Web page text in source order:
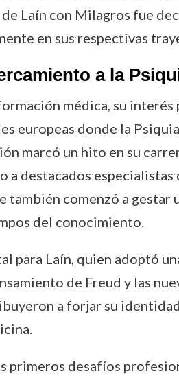
Laín con Milagros fue
en sus respectivas
a la
médica, su
europeas donde la
marcó un hito en su
destacados
también comenzó a
del conocimiento.
para Laín, quien adoptó
de Freud y las
a forjar su
primeros desafíos